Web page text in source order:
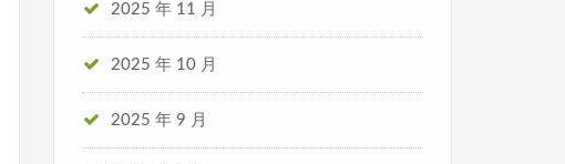
2025 年 11 月
2025 年 10 月
2025 年 9 月